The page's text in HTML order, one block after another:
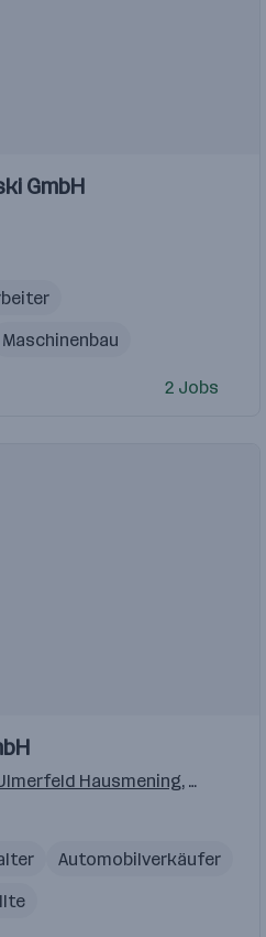
GmbH
Maschinenbau
2 Jobs
Hausmening,
Automobilverkäufer